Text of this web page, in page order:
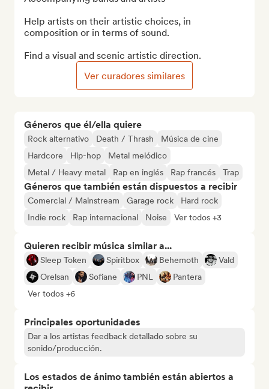
Géneros que él/ella quiere
Rock alternativo Death / Thrash
Música de cine
Hardcore
Hip-hop
Metal melódico
Metal / Heavy metal
Rap en inglés Rap francés Trap
Géneros que también están dispuestos a recibir
Comercial / Mainstream Garage rock
Hard rock
Indie rock
Rap internacional Noise Ver todos +3
Quieren recibir música similar a...
Sleep Token Spiritbox Behemoth
Vald
Orelsan
Sofiane PNL
Pantera
Ver todos +6
Principales oportunidades
Dar a los artistas feedback detallado sobre su
sonido/producción.
Los estados de ánimo también están abiertos a
Help artists on their artistic choices, in
composition or in terms of sound.
Find a visual and scenic artistic direction.
Ver curadores similares